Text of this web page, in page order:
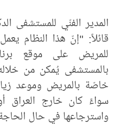
المدير الفنّي للمستشفى
قائلاً: "إنّ هذا النظام
للمريض على موقع
بالمستشفى يُمكن من
خاصّة بالمريض وموعد
سواءً كان خارج العراق
واسترجاعها في حال الحاجة